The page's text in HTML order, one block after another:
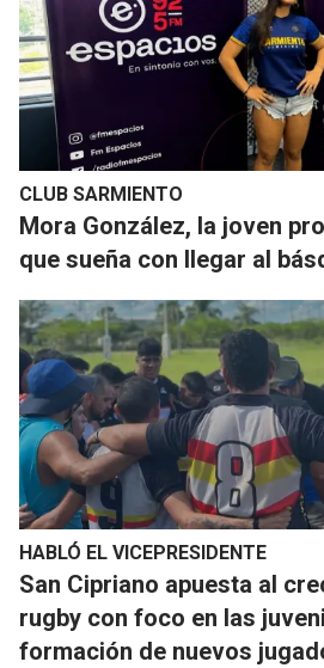
CLUB SARMIENTO
Mora González, la joven
que sueña con llegar al
HABLÓ EL VICEPRESIDENTE
San Cipriano apuesta al
rugby con foco en las
formación de nuevos